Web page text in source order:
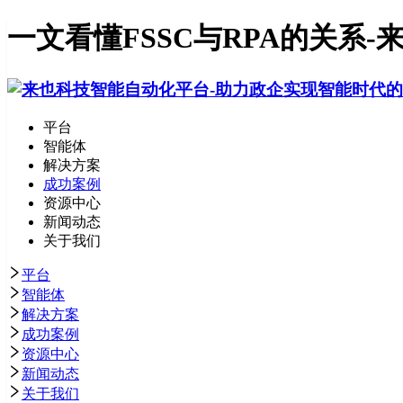
一文看懂FSSC与RPA的关系-
平台
智能体
解决方案
成功案例
资源中心
新闻动态
关于我们
平台
智能体
解决方案
成功案例
资源中心
新闻动态
关于我们